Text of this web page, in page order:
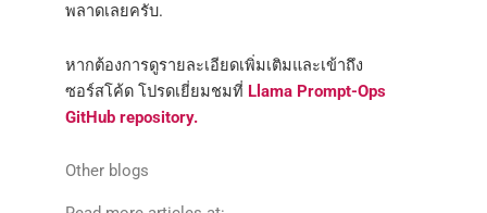
พลาดเลยครับ.
หากต้องการดูรายละเอียดเพิ่มเติมและเข้าถึง
ซอร์สโค้ด โปรดเยี่ยมชมที่ Llama Prompt-Ops
GitHub repository.
Other blogs